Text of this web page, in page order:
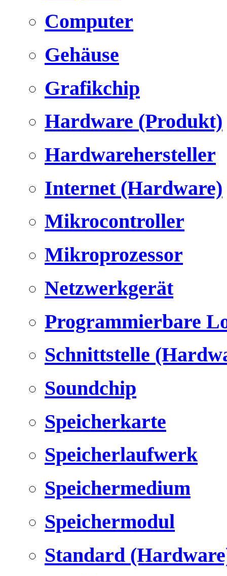
Computer
Gehäuse
Grafikchip
Hardware (Produkt)
Hardwarehersteller
Internet (Hardware)
Mikrocontroller
Mikroprozessor
Netzwerkgerät
Programmierbare
Schnittstelle
Soundchip
Speicherkarte
Speicherlaufwerk
Speichermedium
Speichermodul
Standard